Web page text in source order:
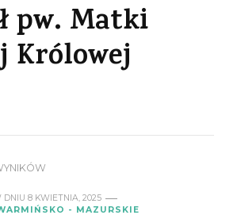
pw. Matki
Królowej
DNIU 8 KWIETNIA, 2025
- MAZURSKIE